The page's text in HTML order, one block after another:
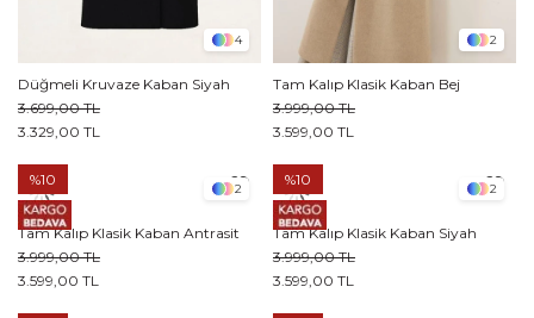
4
Düğmeli Kruvaze Kaban Siyah
3.329,00 TL
3.699,00 TL
2
Tam Kalıp Klasik Kaban Bej
3.599,00 TL
3.999,00 TL
2
Tam Kalıp Klasik Kaban Antrasit
3.599,00 TL
3.999,00 TL
%10
2
Tam Kalıp Klasik Kaban Siyah
3.599,00 TL
3.999,00 TL
%10